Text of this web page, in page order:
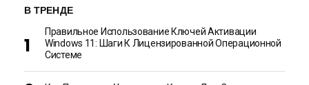
В ТРЕНДЕ
Правильное Использование Ключей Активации
Windows 11: Шаги К Лицензированной Операционной
Системе